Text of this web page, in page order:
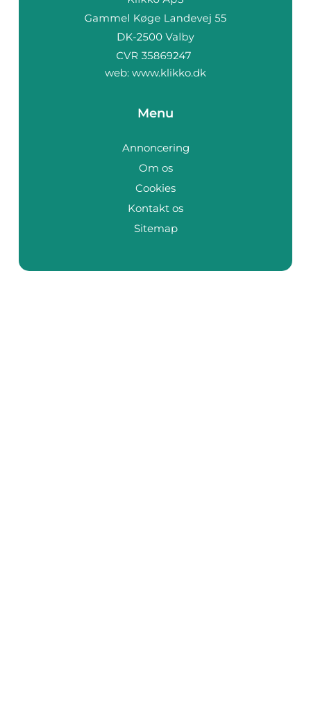
web: www.klikko.dk
Menu
Annoncering
Om os
Cookies
Kontakt os
Sitemap